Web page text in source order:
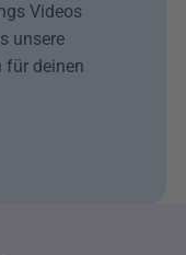
Videos
unsere
für deinen